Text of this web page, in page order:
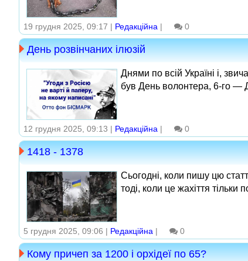
19 грудня 2025, 09:17 | Редакційна | 0
День розвінчаних ілюзій
Днями по всій Україні і,
був День волонтера, 6‑го —
12 грудня 2025, 09:13 | Редакційна | 0
1418 - 1378
Сьогодні, коли пишу цю
тоді, коли це жахіття
5 грудня 2025, 09:06 | Редакційна | 0
Кому причеп за 1200 і орхідеї по 65?